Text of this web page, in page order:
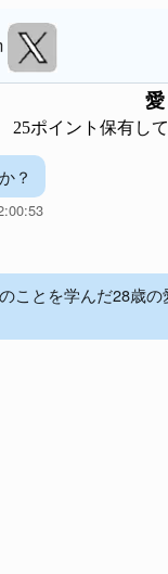
愛
25ポイント保有し
？
ことを学んだ28歳